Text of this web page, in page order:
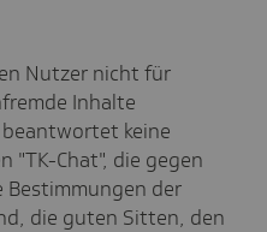
Nutzer nicht für
Inhalte
keine
"TK-Chat", die gegen
der
die guten Sitten, den